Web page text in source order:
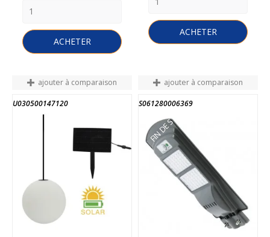
ACHETER
ACHETER
ajouter à comparaison
U030500147120
ajouter à comparaison
S061280006369
FIN DE STOCK